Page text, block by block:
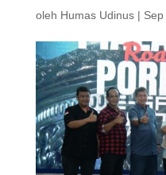
oleh Humas Udinus|